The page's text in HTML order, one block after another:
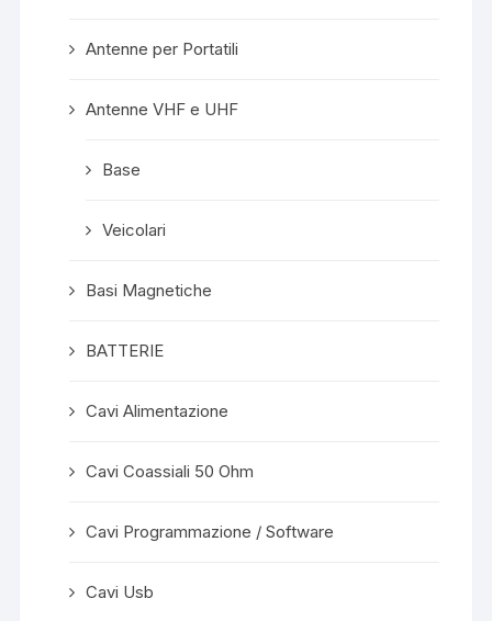
Antenne per Portatili
Antenne VHF e UHF
Base
Veicolari
Basi Magnetiche
BATTERIE
Cavi Alimentazione
Cavi Coassiali 50 Ohm
Cavi Programmazione / Software
Cavi Usb